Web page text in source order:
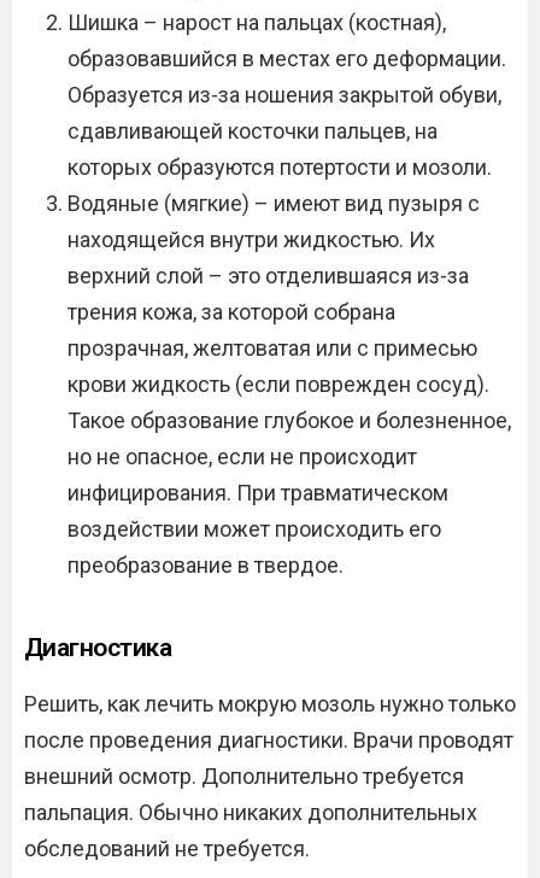
Шишка – нарост на пальцах (костная),
образовавшийся в местах его деформации.
Образуется из-за ношения закрытой обуви,
сдавливающей косточки пальцев, на
которых образуются потертости и мозоли.
Водяные (мягкие) – имеют вид пузыря с
находящейся внутри жидкостью. Их
верхний слой – это отделившаяся из-за
трения кожа, за которой собрана
прозрачная, желтоватая или с примесью
крови жидкость (если поврежден сосуд).
Такое образование глубокое и болезненное,
но не опасное, если не происходит
инфицирования. При травматическом
воздействии может происходить его
преобразование в твердое.
Диагностика
Решить, как лечить мокрую мозоль нужно только
после проведения диагностики. Врачи проводят
внешний осмотр. Дополнительно требуется
пальпация. Обычно никаких дополнительных
обследований не требуется.